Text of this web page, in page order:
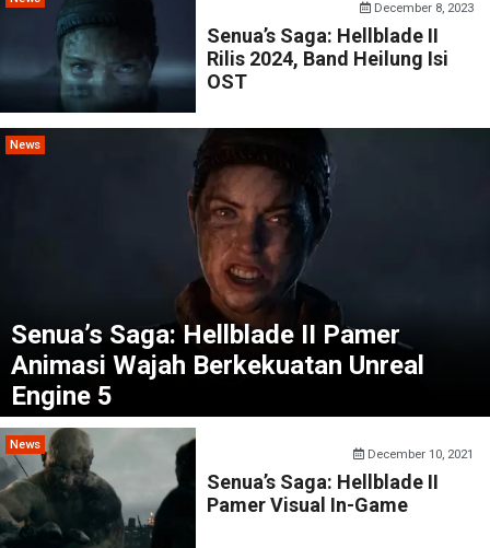
December 8, 2023
Senua’s Saga: Hellblade II
Rilis 2024, Band Heilung Isi
OST
News
Senua’s Saga: Hellblade II Pamer
Animasi Wajah Berkekuatan Unreal
Engine 5
News
December 10, 2021
Senua’s Saga: Hellblade II
Pamer Visual In-Game